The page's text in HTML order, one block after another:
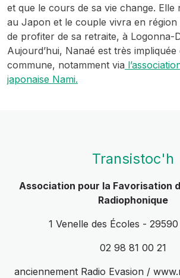
et que le cours de sa vie change. Elle
au Japon et le couple vivra en région
de profiter de sa retraite, à Logonna-
Aujourd’hui, Nanaé est très impliquée
commune, notamment via
japonaise Nami.
Transistoc'h
Association pour la Favorisation
Radiophonique
1 Venelle des Écoles -
02 98 81 00 21
anciennement Radio Evasion /